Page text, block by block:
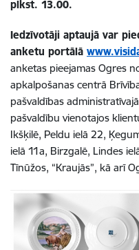
plkst. 13.00.
Iedzīvotāji aptaujā var
anketu portālā
anketas pieejamas Ogres
apkalpošanas centrā
pašvaldības
pašvaldību vienotajos
Ikšķilē, Peldu ielā 22,
ielā 11a, Birzgalē, Lindes
Tīnūžos, “Kraujās”, kā arī